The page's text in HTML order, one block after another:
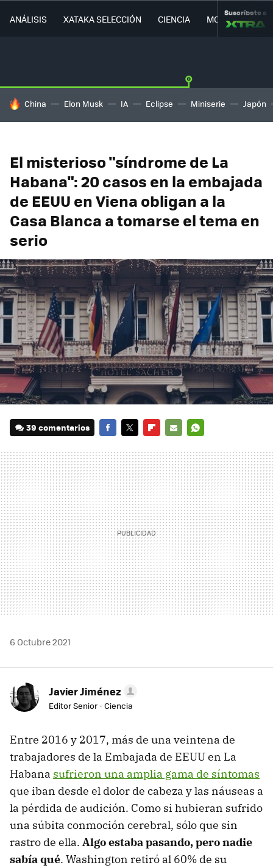
ANÁLISIS XATAKA SELECCIÓN CIENCIA MOVILIDAD
Suscríbete a
HOY SE HABLA DE
China Elon Musk IA Eclipse Miniserie Japón
El misterioso "síndrome de La
Habana": 20 casos en la embajada
de EEUU en Viena obligan a la
Casa Blanca a tomarse el tema en
serio
39 comentarios
MAIL
6 Octubre 2021
Javier Jiménez
Editor Senior - Ciencia
Entre 2016 y 2017, más de una veintena de
trabajadores de la Embajada de EEUU en La
Habana sufrieron una amplia gama de síntomas
que iban desde el dolor de cabeza y las náuseas a
la pérdida de audición. Como si hubieran sufrido
una súbita conmoción cerebral, sólo que sin
rastro de ella. Algo estaba pasando, pero nadie
sabía qué. Washington retiró al 60% de su